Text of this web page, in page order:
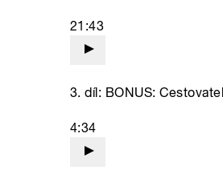
21:43
3. díl: BONUS:
4:34